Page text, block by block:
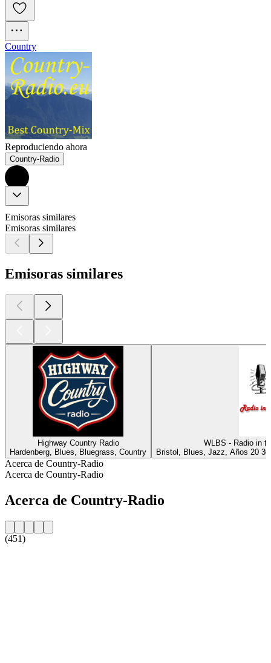
Country
Reproduciendo ahora
Country-Radio
Emisoras similares
Emisoras similares
Emisoras similares
Highway Country Radio
Hardenberg, Blues, Bluegrass, Country
WLBS - Radio in
Bristol, Blues, Jazz, Años 20
Acerca de Country-Radio
Acerca de Country-Radio
Acerca de Country-Radio
(451)